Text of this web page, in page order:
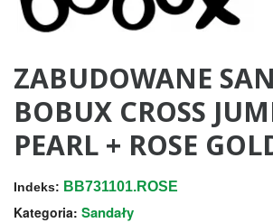
ZABUDOWANE
BOBUX CROSS
PEARL + ROSE
Indeks: BB731101.ROSE
Kategoria: Sandały